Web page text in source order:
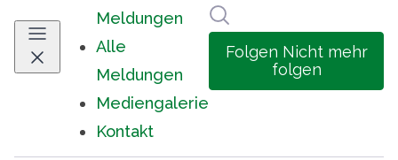
Meldungen
Alle
Meldungen
Mediengalerie
Kontakt
Folgen Nicht mehr
folgen